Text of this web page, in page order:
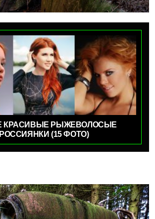
КРАСИВЫЕ РЫЖЕВОЛОСЫЕ
РОССИЯНКИ (15 ФОТО)